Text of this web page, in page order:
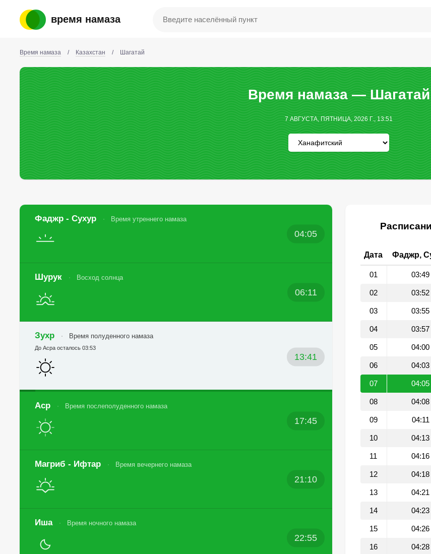
время намаза
Время намаза / Казахстан / Шагатай
Время намаза — Шагатай
7 АВГУСТА, ПЯТНИЦА, 2026 Г., 13:51
Фаджр - Сухур Время утреннего намаза
04:05
Шурук Восход солнца
06:11
Зухр Время полуденного намаза
13:41
До Асра осталось 03:53
Аср Время послеполуденного намаза
17:45
Магриб - Ифтар Время вечернего намаза
21:10
Иша Время ночного намаза
22:55
Дата Фаджр,
01 03:49
02 03:52
03 03:55
04 03:57
05 04:00
06 04:03
07 04:05
08 04:08
09 04:11
10 04:13
11 04:16
12 04:18
13 04:21
14 04:23
15 04:26
16 04:28